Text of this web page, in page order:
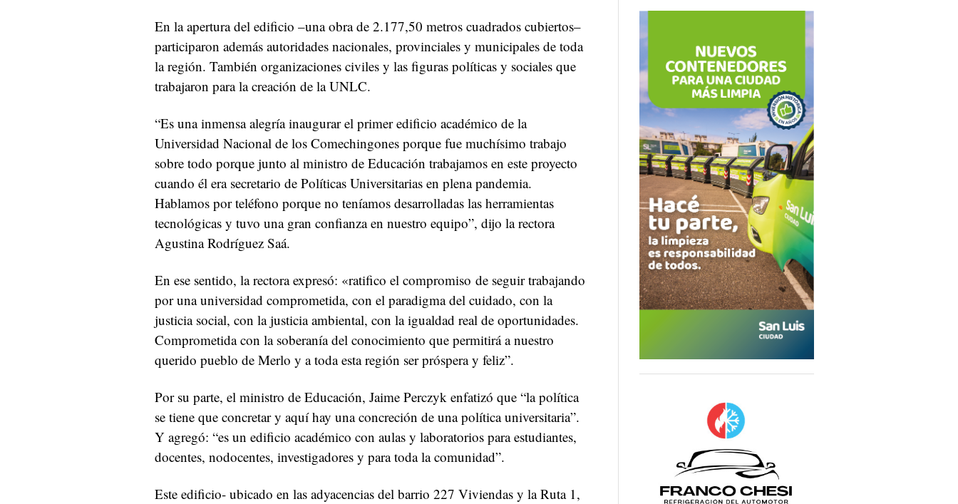
En la apertura del edificio –una obra de 2.177,50 metros cuadrados cubiertos–
participaron además autoridades nacionales, provinciales y municipales de toda
la región. También organizaciones civiles y las figuras políticas y sociales que
trabajaron para la creación de la UNLC.
“Es una inmensa alegría inaugurar el primer edificio académico de la
Universidad Nacional de los Comechingones porque fue muchísimo trabajo
sobre todo porque junto al ministro de Educación trabajamos en este proyecto
cuando él era secretario de Políticas Universitarias en plena pandemia.
Hablamos por teléfono porque no teníamos desarrolladas las herramientas
tecnológicas y tuvo una gran confianza en nuestro equipo”, dijo la rectora
Agustina Rodríguez Saá.
En ese sentido, la rectora expresó: «ratifico el compromiso de seguir trabajando
por una universidad comprometida, con el paradigma del cuidado, con la
justicia social, con la justicia ambiental, con la igualdad real de oportunidades.
Comprometida con la soberanía del conocimiento que permitirá a nuestro
querido pueblo de Merlo y a toda esta región ser próspera y feliz”.
Por su parte, el ministro de Educación, Jaime Perczyk enfatizó que “la política
se tiene que concretar y aquí hay una concreción de una política universitaria”.
Y agregó: “es un edificio académico con aulas y laboratorios para estudiantes,
docentes, nodocentes, investigadores y para toda la comunidad”.
Este edificio- ubicado en las adyacencias del barrio 227 Viviendas y la Ruta 1,